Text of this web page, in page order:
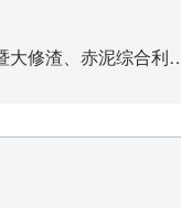
【7月·佛山】第六届·铝灰暨大修渣